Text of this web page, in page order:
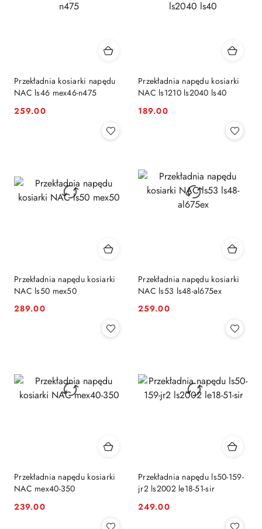
Przekładnia kosiarki napędu
NAC ls46 mex46-n475
Cena:
259.00
Przekładnia napędu kosiarki
NAC ls1210 ls2040 ls40
Cena:
189.00
Przekładnia napędu kosiarki
NAC ls50 mex50
Cena:
289.00
Przekładnia napędu kosiarki
NAC ls53 ls48-al675ex
Cena:
259.00
Przekładnia napędu kosiarki
NAC mex40-350
Cena:
239.00
Przekładnia napędu ls50-159-
jr2 ls2002 le18-51-sir
Cena:
249.00